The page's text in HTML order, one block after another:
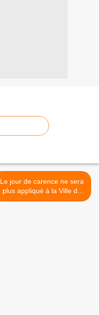
Le jour de carence ne sera
plus appliqué à la Ville de
Dijon à compter du 1er